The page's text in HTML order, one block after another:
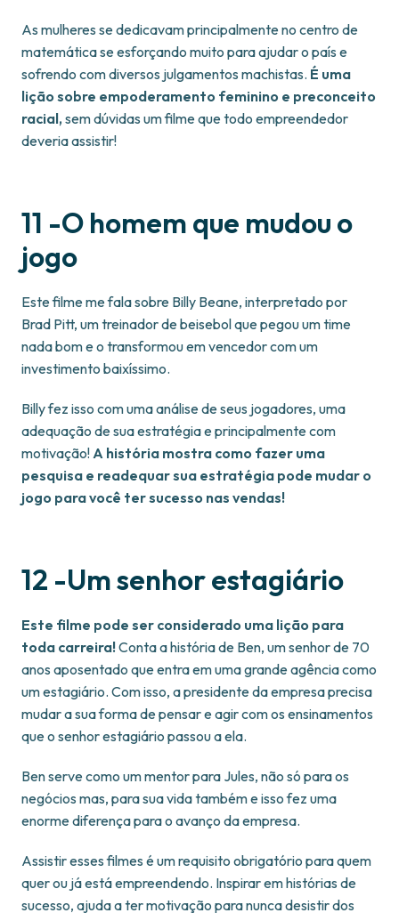
As mulheres se dedicavam principalmente no centro de
matemática se esforçando muito para ajudar o país e
sofrendo com diversos julgamentos machistas. É uma
lição sobre empoderamento feminino e preconceito
racial, sem dúvidas um filme que todo empreendedor
deveria assistir!
11 -O homem que mudou o
jogo
Este filme me fala sobre Billy Beane, interpretado por
Brad Pitt, um treinador de beisebol que pegou um time
nada bom e o transformou em vencedor com um
investimento baixíssimo.
Billy fez isso com uma análise de seus jogadores, uma
adequação de sua estratégia e principalmente com
motivação!A história mostra como fazer uma
pesquisa e readequar sua estratégia pode mudar o
jogo para você ter sucesso nas vendas!
12 -Um senhor estagiário
Este filme pode ser considerado uma lição para
toda carreira!Conta a história de Ben, um senhor de 70
anos aposentado que entra em uma grande agência como
um estagiário. Com isso, a presidente da empresa precisa
mudar a sua forma de pensar e agir com os ensinamentos
que o senhor estagiário passou a ela.
Ben serve como um mentor para Jules, não só para os
negócios mas, para sua vida também e isso fez uma
enorme diferença para o avanço da empresa.
Assistir esses filmes é um requisito obrigatório para quem
quer ou já está empreendendo. Inspirar em histórias de
sucesso, ajuda a ter motivação para nunca desistir dos